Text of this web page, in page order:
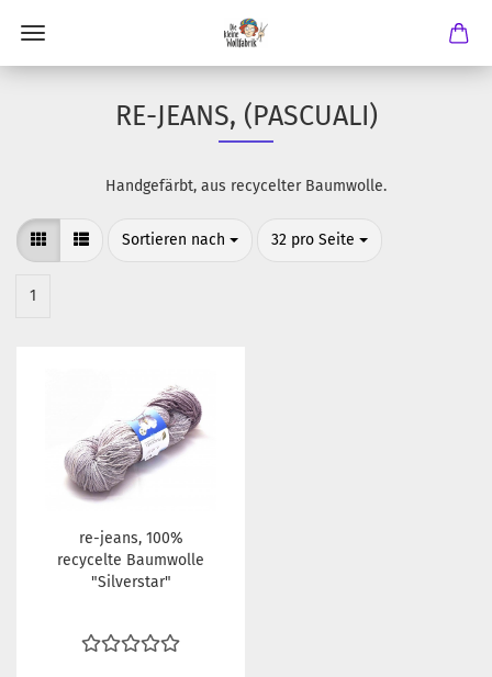
RE-JEANS, (PASCUALI)
Handgefärbt, aus recycelter Baumwolle.
Sortieren nach
Sortieren nach 32 pro Seite
pro Seite
1
re-jeans, 100%
recycelte Baumwolle
"Silverstar"